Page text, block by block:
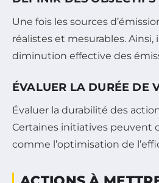
Une fois les sources
réalistes et mesurables.
diminution effective des
ÉVALUER LA DURÉE DE
Évaluer la durabilité des
Certaines initiatives peuvent
comme l’optimisation de